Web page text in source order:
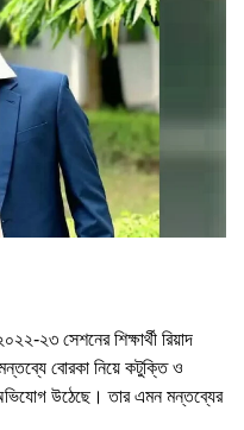
২৩ সেশনের শিক্ষার্থী রিয়াদ
বোরকা নিয়ে কটুক্তি ও
অভিযোগ উঠেছে। তার এমন মন্তব্যের